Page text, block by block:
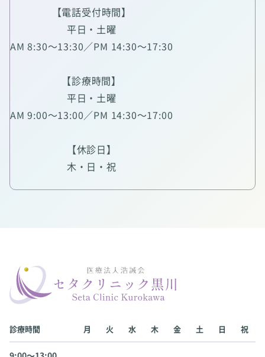
【電話受付時間】
平日・土曜
AM 8:30～13:30／PM 14:30～17:30
【診療時間】
平日・土曜
AM 9:00～13:00／PM 14:30～17:00
【休診日】
木・日・祝
診療時間 月 火 水 木 金 土 日 祝